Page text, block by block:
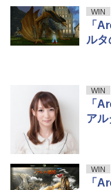
WIN
「
ルタ
WIN
「
ア
WIN
「